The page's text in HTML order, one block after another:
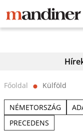
Főoldal ⬤ Külföld
NÉMETORSZÁG
PRECEDENS